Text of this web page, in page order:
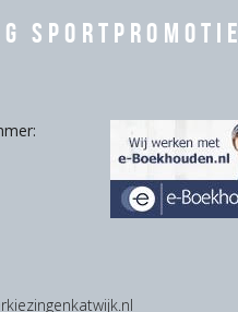
Sportpromotie